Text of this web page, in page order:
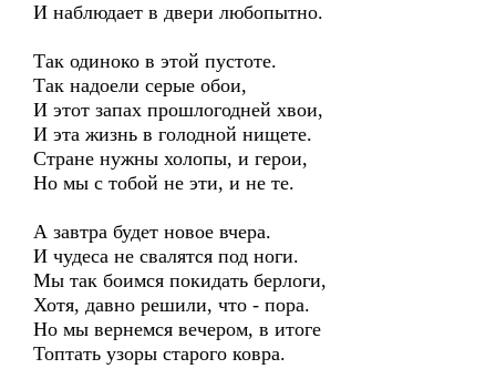
И наблюдает в двери любопытно.
Так одиноко в этой пустоте.
Так надоели серые обои,
И этот запах прошлогодней хвои,
И эта жизнь в голодной нищете.
Стране нужны холопы, и герои,
Но мы с тобой не эти, и не те.
А завтра будет новое вчера.
И чудеса не свалятся под ноги.
Мы так боимся покидать берлоги,
Хотя, давно решили, что - пора.
Но мы вернемся вечером, в итоге
Топтать узоры старого ковра.